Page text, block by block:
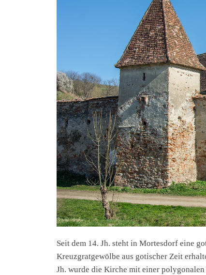
Seit dem 14. Jh. steht in Mortesdorf eine
Kreuzgratgewölbe aus gotischer Zeit
Jh. wurde die Kirche mit einer